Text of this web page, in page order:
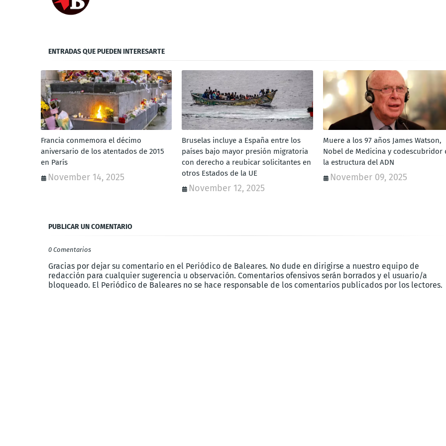
ENTRADAS QUE PUEDEN INTERESARTE
Francia conmemora el décimo
aniversario de los atentados de 2015
en París
November 14, 2025
Bruselas incluye a España entre los
países bajo mayor presión migratoria
con derecho a reubicar solicitantes en
otros Estados de la UE
November 12, 2025
Muere a los 97 años James Watson,
Nobel de Medicina y codescubridor
la estructura del ADN
November 09, 2025
PUBLICAR UN COMENTARIO
0 Comentarios
Gracias por dejar su comentario en el Periódico de Baleares. No dude en dirigirse a nuestro equipo de
redacción para cualquier sugerencia u observación. Comentarios ofensivos serán borrados y el usuario/a
bloqueado. El Periódico de Baleares no se hace responsable de los comentarios publicados por los lectores.